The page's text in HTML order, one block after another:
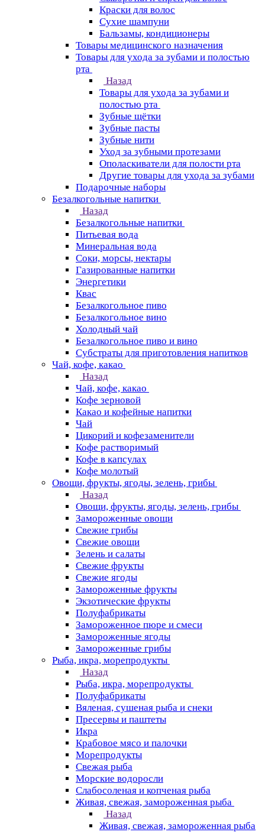
Краски для волос
Сухие шампуни
Бальзамы, кондиционеры
Товары медицинского назначения
Товары для ухода за зубами и полостью
рта
Назад
Товары для ухода за зубами и
полостью рта
Зубные щётки
Зубные пасты
Зубные нити
Уход за зубными протезами
Ополаскиватели для полости рта
Другие товары для ухода за зубами
Подарочные наборы
Безалкогольные напитки
Назад
Безалкогольные напитки
Питьевая вода
Минеральная вода
Соки, морсы, нектары
Газированные напитки
Энергетики
Квас
Безалкогольное пиво
Безалкогольное вино
Холодный чай
Безалкогольное пиво и вино
Субстраты для приготовления напитков
Чай, кофе, какао
Назад
Чай, кофе, какао
Кофе зерновой
Какао и кофейные напитки
Чай
Цикорий и кофезаменители
Кофе растворимый
Кофе в капсулах
Кофе молотый
Овощи, фрукты, ягоды, зелень, грибы
Назад
Овощи, фрукты, ягоды, зелень, грибы
Замороженные овощи
Свежие грибы
Свежие овощи
Зелень и салаты
Свежие фрукты
Свежие ягоды
Замороженные фрукты
Экзотические фрукты
Полуфабрикаты
Замороженное пюре и смеси
Замороженные ягоды
Замороженные грибы
Рыба, икра, морепродукты
Назад
Рыба, икра, морепродукты
Полуфабрикаты
Вяленая, сушеная рыба и снеки
Пресервы и паштеты
Икра
Крабовое мясо и палочки
Морепродукты
Свежая рыба
Морские водоросли
Слабосоленая и копченая рыба
Живая, свежая, замороженная рыба
Назад
Живая, свежая, замороженная рыба